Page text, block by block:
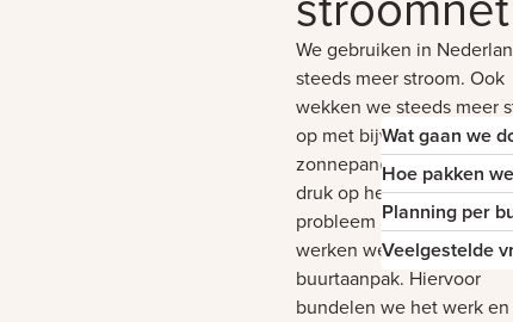
We gebruiken in
steeds meer stroom. Ook
wekken we steeds meer
op met bijvoorbeeld
zonnepanelen. Daardoor
druk op het stroomnet.
probleem aan te pakken
werken we met de
buurtaanpak. Hiervoor
bundelen we het werk en
Wat gaan we
Hoe pakken
Planning per
Veelgestelde